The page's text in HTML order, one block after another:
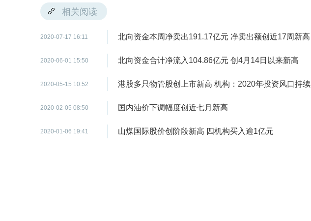
相关阅读
2020-07-17 16:11 北向资金本周净卖出191.17亿元 净卖出额创近17周新高
2020-06-01 15:50 北向资金合计净流入104.86亿元 创4月14日以来新高
2020-05-15 10:52 港股多只物管股创上市新高 机构：2020年投资风口持续
2020-02-05 08:50 国内油价下调幅度创近七月新高
2020-01-06 19:41 山煤国际股价创阶段新高 四机构买入逾1亿元